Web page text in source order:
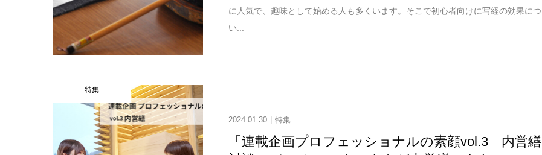
に人気で、趣味として始める人も多くいます。そこで初心者向けに写経の効果につ
い...
特集
2024.01.30 特集
「連載企画プロフェッショナルの素顔vol.3 内営繕